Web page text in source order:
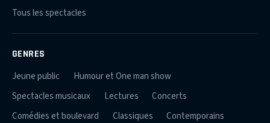
Tous les spectacles
GENRES
Jeune public
Humour et One man show
Spectacles musicaux
Lectures
Concerts
Comédies et boulevard
Classiques
Contemporains